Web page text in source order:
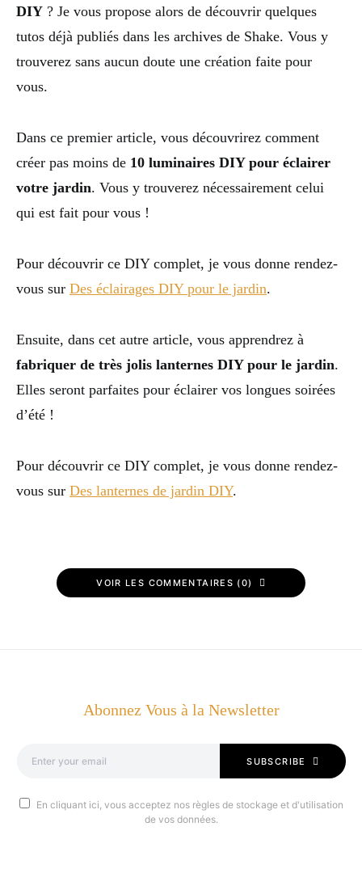
DIY ? Je vous propose alors de découvrir quelques
tutos déjà publiés dans les archives de Shake. Vous y
trouverez sans aucun doute une création faite pour
vous.
Dans ce premier article, vous découvrirez comment
créer pas moins de 10 luminaires DIY pour éclairer
votre jardin. Vous y trouverez nécessairement celui
qui est fait pour vous !
Pour découvrir ce DIY complet, je vous donne rendez-
vous sur Des éclairages DIY pour le jardin.
Ensuite, dans cet autre article, vous apprendrez à
fabriquer de très jolis lanternes DIY pour le jardin.
Elles seront parfaites pour éclairer vos longues soirées
d’été !
Pour découvrir ce DIY complet, je vous donne rendez-
vous sur Des lanternes de jardin DIY.
VOIR LES COMMENTAIRES (0)
Abonnez Vous à la Newsletter
SUBSCRIBE
En cliquant ici, vous acceptez nos règles de stockage et d'utilisation
de vos données.